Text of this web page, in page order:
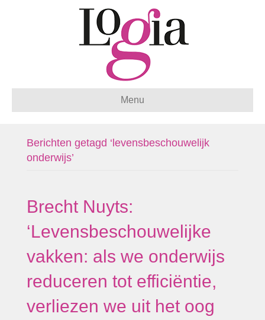
Menu
Berichten getagd ‘levensbeschouwelijk
onderwijs’
Brecht Nuyts:
‘Levensbeschouwelijke
vakken: als we onderwijs
reduceren tot efficiëntie,
verliezen we uit het oog